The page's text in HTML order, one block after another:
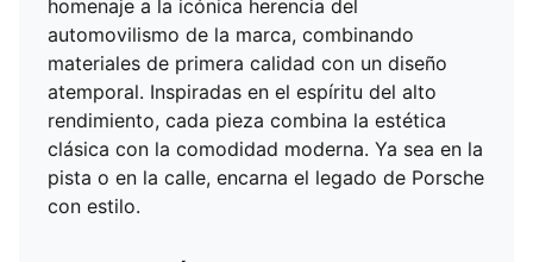
homenaje a la icónica herencia del
automovilismo de la marca, combinando
materiales de primera calidad con un diseño
atemporal. Inspiradas en el espíritu del alto
rendimiento, cada pieza combina la estética
clásica con la comodidad moderna. Ya sea en la
pista o en la calle, encarna el legado de Porsche
con estilo.